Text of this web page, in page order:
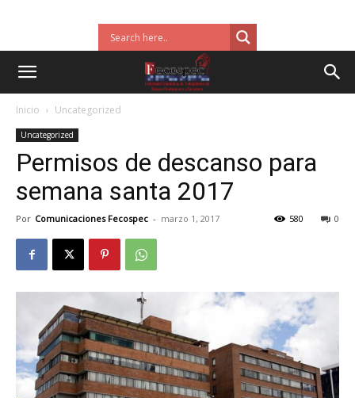
Inicio Uncategorized
Uncategorized
Permisos de descanso para
semana santa 2017
Por Comunicaciones Fecospec - marzo 1, 2017 0
580